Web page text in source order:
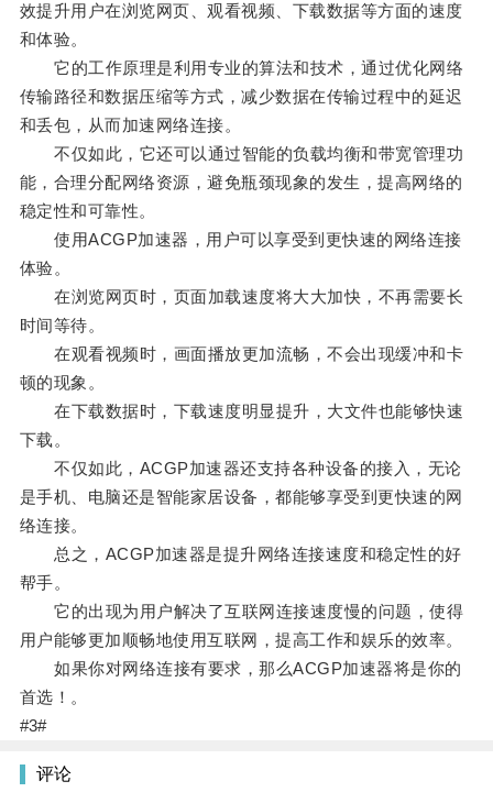
效提升用户在浏览网页、观看视频、下载数据等方面的速度
和体验。
它的工作原理是利用专业的算法和技术，通过优化网络
传输路径和数据压缩等方式，减少数据在传输过程中的延迟
和丢包，从而加速网络连接。
不仅如此，它还可以通过智能的负载均衡和带宽管理功
能，合理分配网络资源，避免瓶颈现象的发生，提高网络的
稳定性和可靠性。
使用ACGP加速器，用户可以享受到更快速的网络连接
体验。
在浏览网页时，页面加载速度将大大加快，不再需要长
时间等待。
在观看视频时，画面播放更加流畅，不会出现缓冲和卡
顿的现象。
在下载数据时，下载速度明显提升，大文件也能够快速
下载。
不仅如此，ACGP加速器还支持各种设备的接入，无论
是手机、电脑还是智能家居设备，都能够享受到更快速的网
络连接。
总之，ACGP加速器是提升网络连接速度和稳定性的好
帮手。
它的出现为用户解决了互联网连接速度慢的问题，使得
用户能够更加顺畅地使用互联网，提高工作和娱乐的效率。
如果你对网络连接有要求，那么ACGP加速器将是你的
首选！。
#3#
评论